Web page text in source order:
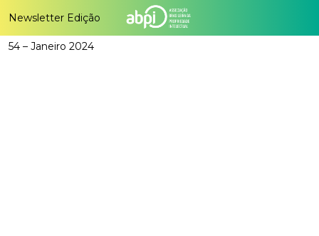
Newsletter Edição
54 – Janeiro 2024